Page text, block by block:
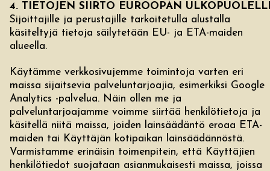
4. TIETOJEN SIIRTO EUROOPAN
Sijoittajille ja perustajille tarkoitetulla alustalla
käsiteltyjä tietoja säilytetään EU- ja ETA-maiden
alueella.
Käytämme verkkosivujemme toimintoja varten eri
maissa sijaitsevia palveluntarjoajia, esimerkiksi Google
Analytics -palvelua. Näin ollen me ja
palveluntarjoajamme voimme siirtää henkilötietoja ja
käsitellä niitä maissa, joiden lainsäädäntö eroaa ETA-
maiden tai Käyttäjän kotipaikan lainsäädännöstä.
Varmistamme erinäisin toimenpitein, että Käyttäjien
henkilötiedot suojataan asianmukaisesti maissa, joissa